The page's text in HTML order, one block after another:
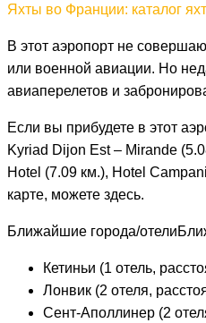
Яхты во Франции: каталог
В этот аэропорт не
или военной авиации. Но
авиаперелетов и
Если вы прибудете в этот
Kyriad Dijon Est – Mirande
Hotel (7.09 км.), Hotel
карте, можете здесь.
Ближайшие города/
Кетиньи (1 отель,
Лонвик (2 отеля,
Сент-Аполлинер (2